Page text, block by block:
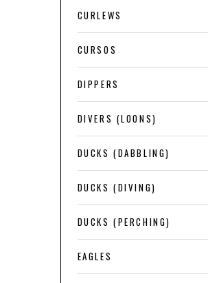
CURLEWS
CURSOS
DIPPERS
DIVERS (LOONS)
DUCKS (DABBLING)
DUCKS (DIVING)
DUCKS (PERCHING)
EAGLES